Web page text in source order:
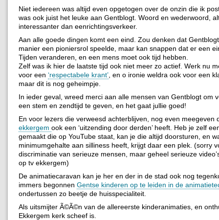
Niet iedereen was altijd even opgetogen over de onzin die ik
was ook juist het leuke aan Gentblogt. Woord en wederwoord,
interessanter dan eenrichtingsverkeer.
Aan alle goede dingen komt een eind. Zou denken dat
manier een pioniersrol speelde, maar kan snappen dat er een
Tijden veranderen, en een mens moet ook tijd hebben.
Zelf was ik hier de laatste tijd ook niet meer zo actief. Werk nu
voor een ‘respectabele krant’ , en o ironie weldra ook voor een
maar dit is nog geheimpje.
In ieder geval, wreed merci aan alle mensen van Gentblogt om
een stem en zendtijd te geven, en het gaat jullie goed!
En voor lezers die verweesd achterblijven, nog even meegeven
ekkergem ook een ‘uitzending door derden’ heeft. Heb je zelf
gemaakt die op YouTube staat, kan je die altijd doorsturen, en
minimumgehalte aan silliness heeft, krijgt daar een plek. (sorry
discriminatie van serieuze mensen, maar geheel serieuze
op tv ekkergem)
De animatiecaravan kan je her en der in de stad ook nog
immers begonnen Gentse kinderen op te leiden in de
ondertussen zo beetje de huisspecialiteit.
Als uitsmijter Ã©Ã©n van de allereerste kinderanimaties, en
Ekkergem kerk scheef is.